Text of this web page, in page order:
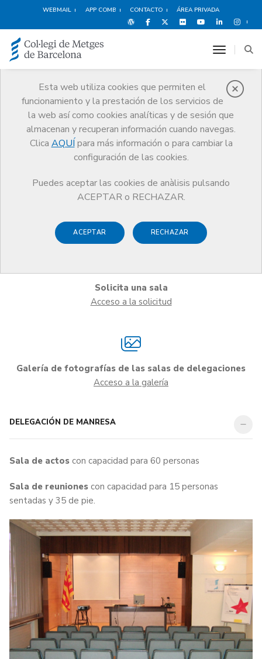
WEBMAIL APP COMB CONTACTO ÁREA PRIVADA
Esta web utiliza cookies que permiten el
funcionamiento y la prestación de los servicios de
la web así como cookies analíticas y de sesión que
almacenan y recuperan información cuando navegas.
Clica AQUÍ para más información o para cambiar la
configuración de las cookies.
Puedes aceptar las cookies de anàlisis pulsando
ACEPTAR o RECHAZAR.
ACEPTAR RECHAZAR
toggle
Alquiler de
espacios
Servicios Alquiler de espacios Salas en las delegaciones
Salas en las delegaciones
Solicita una sala
Acceso a la solicitud
Galería de fotografías de las salas de delegaciones
Acceso a la galería
DELEGACIÓN DE MANRESA
Sala de actos con capacidad para 60 personas
Sala de reuniones con capacidad para 15 personas
sentadas y 35 de pie.